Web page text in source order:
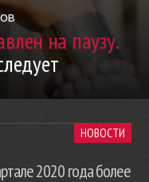
на паузу.
НОВОСТИ
2020 года более